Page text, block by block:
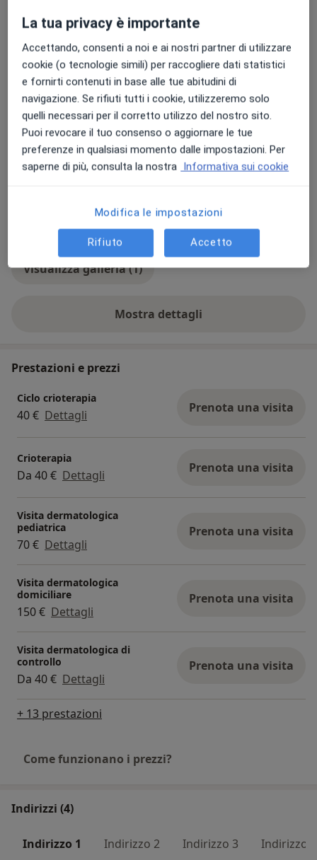
Presso questo indirizzo visito
Adulti (Solo in alcuni indirizzi)
Bambini (Solo in alcuni indirizzi)
Tipologia di visite
In studio Visualizza gli indirizzi (4)
Foto e video
Visualizza galleria (1)
Mostra dettagli
sull'esperienza
Prestazioni e prezzi
Ciclo crioterapia
40 € Dettagli Prenota una visita
Crioterapia
Da 40 € Dettagli Prenota una visita
Visita dermatologica
pediatrica
70 € Dettagli
Prenota una visita
Visita dermatologica
domiciliare
150 € Dettagli
Prenota una visita
Visita dermatologica di
controllo
Da 40 € Dettagli
Prenota una visita
+ 13 prestazioni
Come funzionano i prezzi?
Indirizzi (4)
Indirizzo 1 Indirizzo 2 Indirizzo 3 Indirizzo 4
La tua privacy è importante
Accettando, consenti a noi e ai nostri partner di utilizzare
cookie (o tecnologie simili) per raccogliere dati statistici
e fornirti contenuti in base alle tue abitudini di
navigazione. Se rifiuti tutti i cookie, utilizzeremo solo
quelli necessari per il corretto utilizzo del nostro sito.
Puoi revocare il tuo consenso o aggiornare le tue
preferenze in qualsiasi momento dalle impostazioni. Per
saperne di più, consulta la nostra Informativa sui cookie
Modifica le impostazioni
Rifiuto Accetto